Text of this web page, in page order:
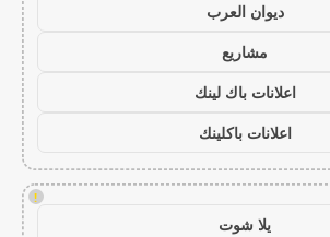
ديوان العرب
مشاريع
اعلانات باك لينك
اعلانات باكلينك
!
يلا شوت